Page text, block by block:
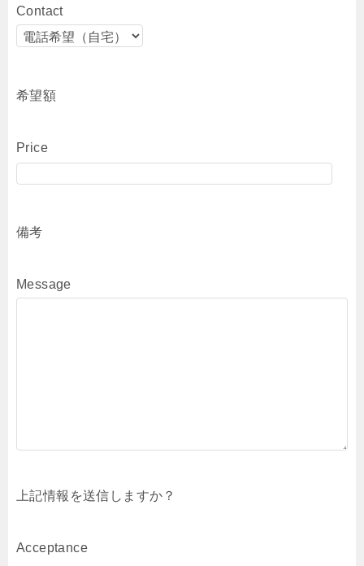
Contact
希望額
Price
備考
Message
上記情報を送信しますか？
Acceptance